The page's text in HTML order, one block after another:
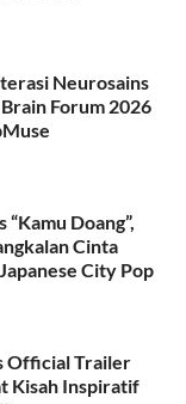
Neurosains
Forum 2026
“Kamu Doang”,
Cinta
City Pop
Official Trailer
Kisah Inspiratif